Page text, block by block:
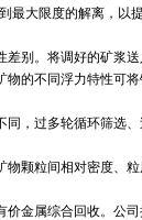
最大限度的解离，以
别。将调好的矿浆送
的不同浮力特性可将
，过多轮循环筛选、
颗粒间相对密度、粒
金属综合回收。公司